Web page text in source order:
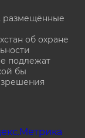
размещённые
об охране
подлежат
бы